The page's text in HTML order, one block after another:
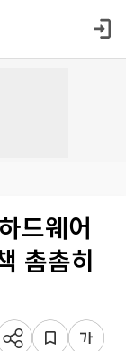
드웨어
촘촘히